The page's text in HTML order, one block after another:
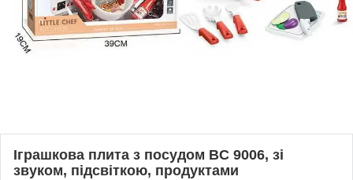
Іграшкова плита з посудом BC 9006, зі
звуком, підсвіткою, продуктами